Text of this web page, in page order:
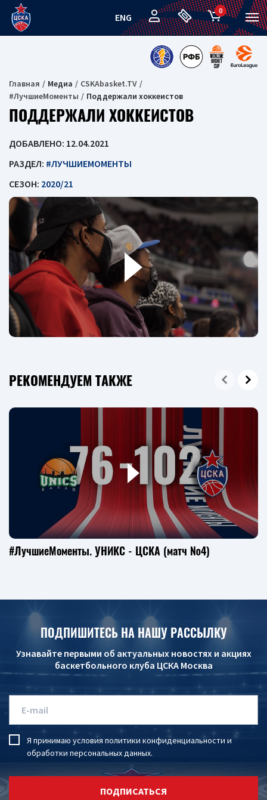
ENG
0
Главная Медиа
CSKAbasket.TV
#ЛучшиеМоменты
Поддержали хоккеистов
ПОДДЕРЖАЛИ ХОККЕИСТОВ
ДОБАВЛЕНО: 12.04.2021
РАЗДЕЛ: #ЛУЧШИЕМОМЕНТЫ
СЕЗОН: 2020/21
РЕКОМЕНДУЕМ ТАКЖЕ
#ЛучшиеМоменты. УНИКС - ЦСКА (матч №4)
ПОДПИШИТЕСЬ НА НАШУ РАССЫЛКУ
Узнавайте первыми об актуальных новостях и акциях
баскетбольного клуба ЦСКА Москва
Я принимаю условия политики конфиденциальности и
обработки персональных данных.
ПОДПИСАТЬСЯ